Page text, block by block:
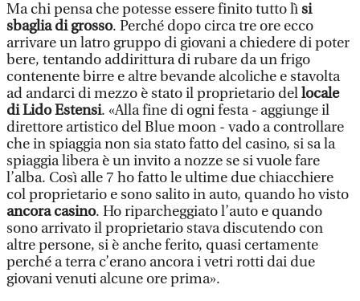
Ma chi pensa che potesse essere finito tutto lìsi
sbaglia di grosso. Perché dopo circa tre ore ecco
arrivare un latro gruppo di giovani a chiedere di poter
bere, tentando addirittura di rubare da un frigo
contenente birre e altre bevande alcoliche e stavolta
ad andarci di mezzo è stato il proprietario dellocale
di Lido Estensi. «Alla fine di ogni festa - aggiunge il
direttore artistico del Blue moon - vado a controllare
che in spiaggia non sia stato fatto del casino, si sa la
spiaggia libera è un invito a nozze se si vuole fare
l’alba. Così alle 7 ho fatto le ultime due chiacchiere
col proprietario e sono salito in auto, quando ho visto
ancora casino. Ho riparcheggiato l’auto e quando
sono arrivato il proprietario stava discutendo con
altre persone, si è anche ferito, quasi certamente
perché a terra c’erano ancora i vetri rotti dai due
giovani venuti alcune ore prima».